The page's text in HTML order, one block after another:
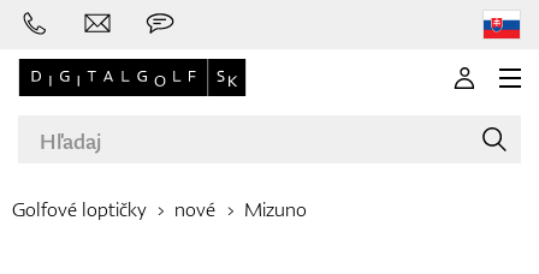
Golfové loptičky nové Mizuno